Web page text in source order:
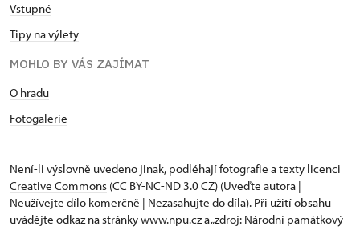
Vstupné
Tipy na výlety
MOHLO BY VÁS ZAJÍMAT
O hradu
Fotogalerie
Není-li výslovně uvedeno jinak, podléhají fotografie a texty licenci
Creative Commons (CC BY-NC-ND 3.0 CZ) (Uveďte autora |
Neužívejte dílo komerčně | Nezasahujte do díla). Při užití obsahu
uvádějte odkaz na stránky www.npu.cz a „zdroj: Národní památkový